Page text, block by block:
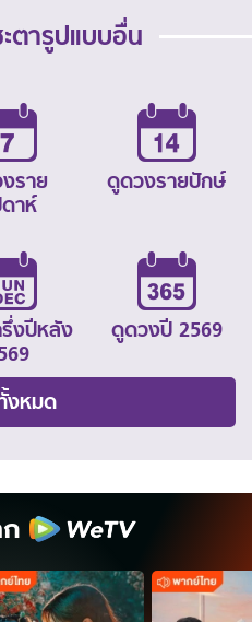
ตารูปแบบอื่น
ราย
าห์
ดูดวงรายปักษ์
งปีหลัง
ดูดวงปี 2569
งหมด